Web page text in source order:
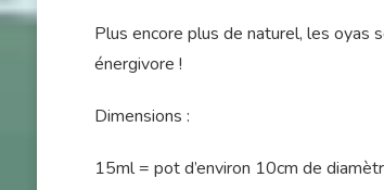
Plus encore plus de naturel, les oyas
énergivore !
Dimensions :
15ml = pot d’environ 10cm de